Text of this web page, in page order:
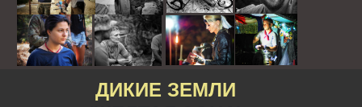
ДИКИЕ ЗЕМЛИ